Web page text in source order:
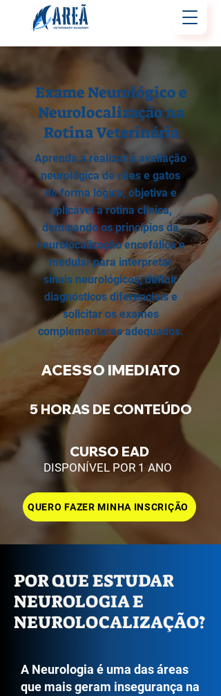
Exame Neurológico e
Neurolocalização na
Rotina Veterinária
Aprenda a realizar a avaliação
neurológica de cães e gatos
de forma lógica, objetiva e
aplicável à rotina clínica,
dominando os princípios da
neurolocalização encefálica e
medular para interpretar
sinais neurológicos, definir
diagnósticos diferenciais e
solicitar os exames
complementares adequados.
ACESSO IMEDIATO
5 HORAS DE CONTEÚDO
CURSO EAD
DISPONÍVEL POR 1 ANO
QUERO FAZER MINHA INSCRIÇÃO
POR QUE ESTUDAR
NEUROLOGIA E
NEUROLOCALIZAÇÃO?
A Neurologia é uma das áreas
que mais geram insegurança na